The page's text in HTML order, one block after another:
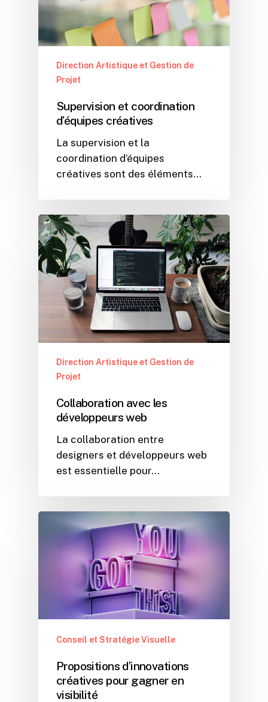
Direction Artistique et Gestion de
Projet
Supervision et coordination
d’équipes créatives
La supervision et la
coordination d’équipes
créatives sont des éléments…
Direction Artistique et Gestion de
Projet
Collaboration avec les
développeurs web
La collaboration entre
designers et développeurs web
est essentielle pour…
Conseil et Stratégie Visuelle
Propositions d’innovations
créatives pour gagner en
visibilité